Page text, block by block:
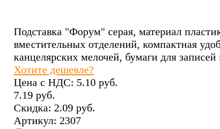
Подставка "Форум" серая, материал
вместительных отделений, компактная
канцелярских мелочей, бумаги для
Хотите дешевле?
Цена с НДС: 5.10 pуб.
7.19 pуб.
Скидка: 2.09 pуб.
Артикул: 2307